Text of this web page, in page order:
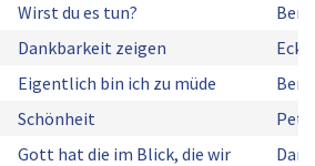
Wirst du es tun?
Dankbarkeit zeigen
Eigentlich bin ich zu müde
Schönheit
Gott hat die im Blick, die wir